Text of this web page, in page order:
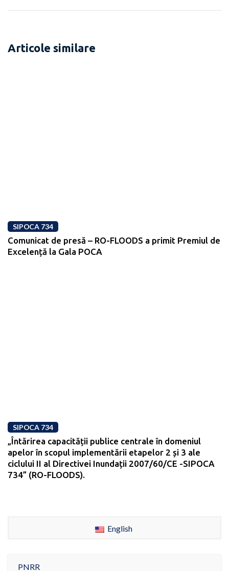
Articole similare
SIPOCA 734
Comunicat de presă – RO-FLOODS a primit Premiul de
Excelență la Gala POCA
SIPOCA 734
„Întărirea capacității publice centrale în domeniul
apelor în scopul implementării etapelor 2 și 3 ale
ciclului II al Directivei Inundații 2007/60/CE -SIPOCA
734” (RO-FLOODS).
English
PNRR